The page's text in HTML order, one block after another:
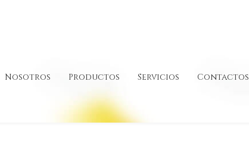
Nosotros Productos Servicios Contactos